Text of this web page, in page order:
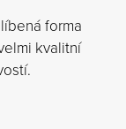
forma
kvalitní